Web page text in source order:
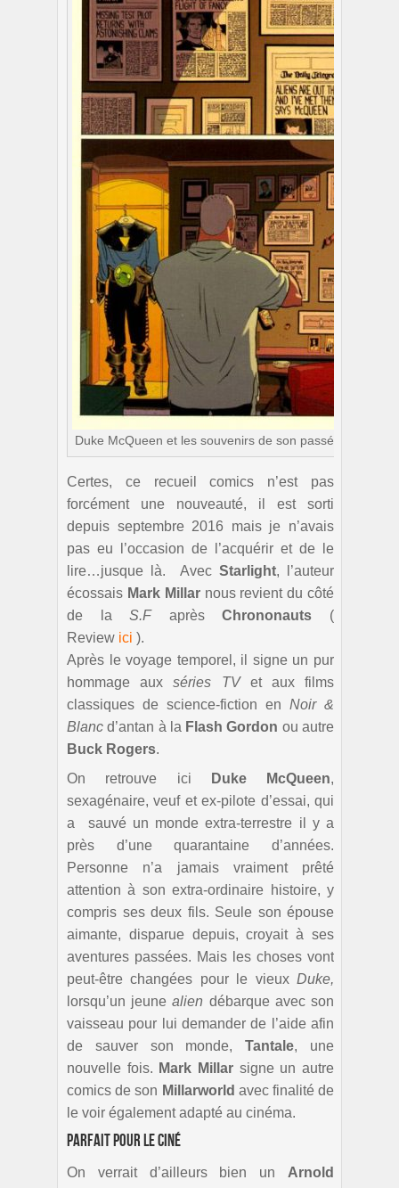
Duke McQueen et les souvenirs de son passé héroïque
Certes, ce recueil comics n’est pas
forcément une nouveauté, il est sorti
depuis septembre 2016 mais je n’avais
pas eu l’occasion de l’acquérir et de le
lire…jusque là. Avec Starlight, l’auteur
écossais Mark Millarnous revient du côté
de la S.F aprèsChrononauts (
Review ici ).
Après le voyage temporel, il signe un pur
hommage auxséries TVet aux films
classiques de science-fiction en Noir &
Blanc d’antan à la Flash Gordon ou autre
Buck Rogers.
On retrouve ici
Duke McQueen,
sexagénaire, veuf et ex-pilote d’essai, qui
a sauvé un monde extra-terrestre il y a
près d’une quarantaine d’années.
Personne n’a jamais vraiment prêté
attention à son extra-ordinaire histoire, y
compris ses deux fils. Seule son épouse
aimante, disparue depuis, croyait à ses
aventures passées. Mais les choses vont
peut-être changées pour le vieux Duke,
lorsqu’un jeunealien débarque avec son
vaisseau pour lui demander de l’aide afin
de sauver son monde,Tantale, une
nouvelle fois. Mark Millar signe un autre
comics de son Millarworld avec finalité de
le voir également adapté au cinéma.
Parfait pour le ciné
On verrait d’ailleurs bien un Arnold